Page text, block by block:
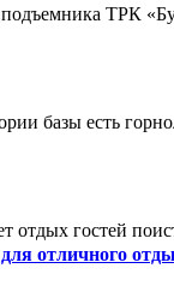
ТРК
базы есть
отдых гостей
отличного